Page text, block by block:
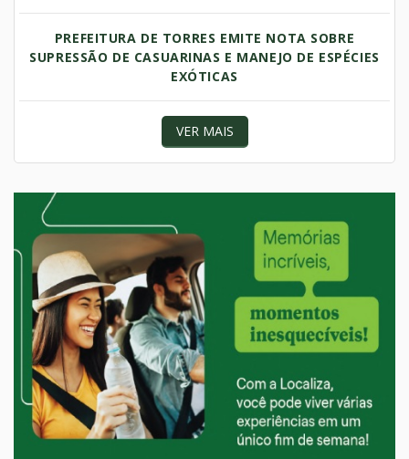
PREFEITURA DE TORRES EMITE NOTA SOBRE
SUPRESSÃO DE CASUARINAS E MANEJO DE ESPÉCIES
EXÓTICAS
VER MAIS